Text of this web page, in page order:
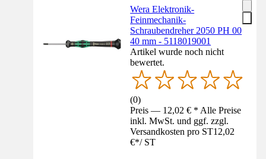
Wera Elektronik-
Feinmechanik-
Schraubendreher 2050 PH 00
40 mm - 5118019001
Artikel wurde noch nicht
bewertet.
(0)
Preis — 12,02 € * Alle Preise
inkl. MwSt. und ggf. zzgl.
Versandkosten pro ST12,02
€*/ ST